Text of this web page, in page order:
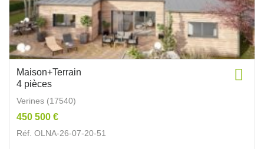
Maison+Terrain
4 pièces
Verines (17540)
450 500 €
Réf. OLNA-26-07-20-51